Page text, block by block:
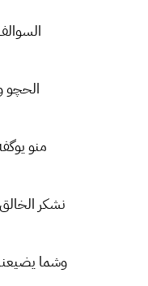
الحچو
منو
نشكر
وشما